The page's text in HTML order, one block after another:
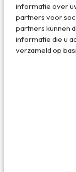
informatie over
partners voor
partners kunnen
informatie die u
verzameld op